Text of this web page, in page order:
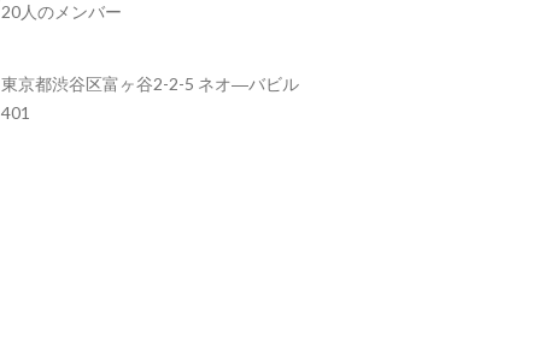
20人のメンバー
東京都渋谷区富ヶ谷2-2-5 ネオ―バビル
401